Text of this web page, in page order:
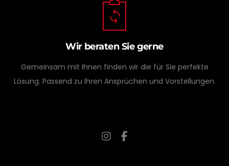
Wir beraten Sie gerne
Gemeinsam mit Ihnen finden wir die für Sie perfekte
Lösung. Passend zu Ihren Ansprüchen und Vorstellungen.